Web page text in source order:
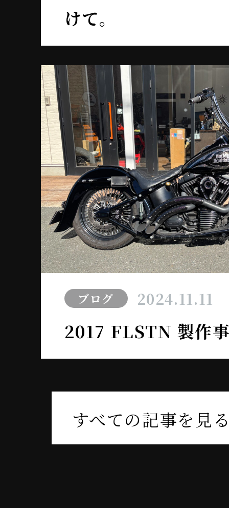
けて。
ブログ 2024.11.11
2017 FLSTN 製作
すべての記事を見